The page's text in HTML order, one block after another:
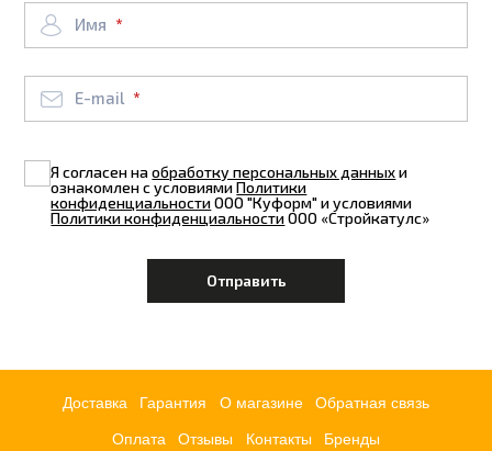
Имя
E-mail
Я согласен наобработку персональных данныхи
ознакомлен с условиямиПолитики
конфиденциальностиООО "Куформ" и условиями
Политики конфиденциальностиООО «Стройкатулс»
Доставка Гарантия О магазине Обратная связь
Оплата Отзывы Контакты Бренды